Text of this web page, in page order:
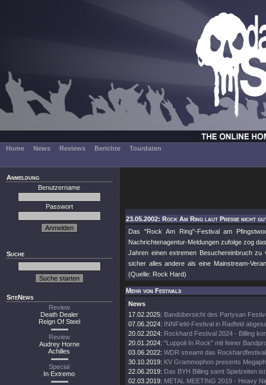
Home News Reviews Berichte Tourdaten
Anmeldung
Benutzername
Passwort
Suche
SiteNews
Review
Death Dealer
Reign Of Steel
Review
Audrey Horne
Achilles
Special
In Extremo
23.05.2002: Rock Am Ring laut Presse nicht
Das "Rock Am Ring"-Festival am
Nachrichtenagentur-Meldungen zufolge zog
Jahren einen extremen Besuchereinbruch
sicher alles andere als eine Mainstream-
(Quelle: Rock Hard)
Mehr von Festivals
News
17.02.2025: Bandübersicht des Partysan
07.06.2024: INNField-Festival in Radfeld
20.02.2024: Rockhard Festival 2024 - Billing
20.01.2024: "Luppoli In Rock" mit feiner
03.06.2022: WDR streamt das Rockhardfestival
30.10.2019: KV Grammophon presents
22.06.2019: Das BYH Billing samt Spielzeiten
02.03.2019: METAL MEETING 2019 - Heavy